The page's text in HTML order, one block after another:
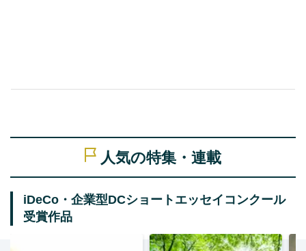
人気の特集・連載
iDeCo・企業型DCショートエッセイコンクール
受賞作品